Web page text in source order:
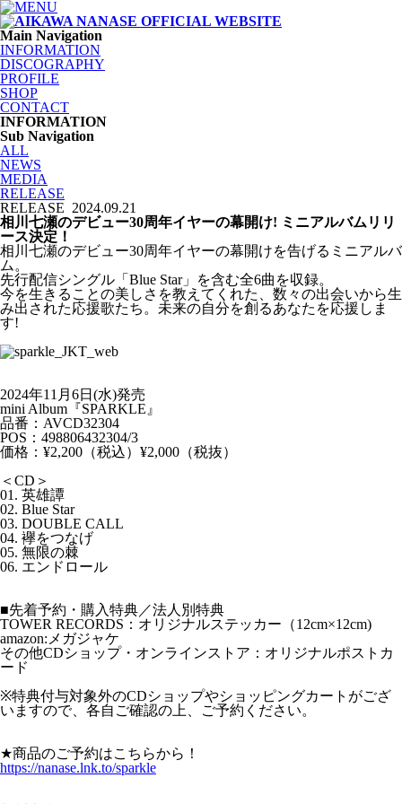
Main Navigation
INFORMATION
DISCOGRAPHY
PROFILE
SHOP
CONTACT
INFORMATION
Sub Navigation
ALL
NEWS
MEDIA
RELEASE
RELEASE 2024.09.21
相川七瀬のデビュー30周年イヤーの幕開け! ミニアルバムリリ
ース決定！
相川七瀬のデビュー30周年イヤーの幕開けを告げるミニアルバ
ム。
先行配信シングル「Blue Star」を含む全6曲を収録。
今を生きることの美しさを教えてくれた、数々の出会いから生
み出された応援歌たち。未来の自分を創るあなたを応援しま
す!
2024年11月6日(水)発売
mini Album『SPARKLE』
品番：AVCD32304
POS：498806432304/3
価格：¥2,200（税込）¥2,000（税抜）
＜CD＞
01. 英雄譚
02. Blue Star
03. DOUBLE CALL
04. 襷をつなげ
05. 無限の棘
06. エンドロール
■先着予約・購入特典／法人別特典
TOWER RECORDS：オリジナルステッカー（12cm×12cm)
amazon:メガジャケ
その他CDショップ・オンラインストア：オリジナルポストカ
ード
※特典付与対象外のCDショップやショッピングカートがござ
いますので、各自ご確認の上、ご予約ください。
★商品のご予約はこちらから！
https://nanase.lnk.to/sparkle